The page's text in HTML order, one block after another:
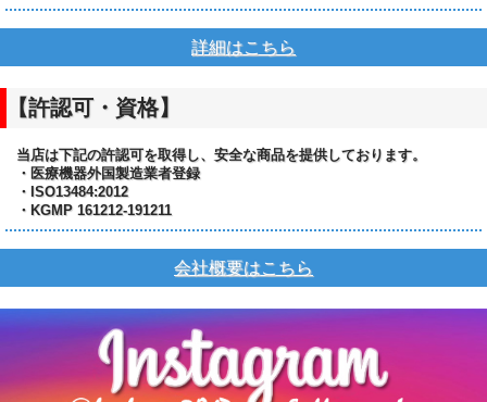
詳細はこちら
【許認可・資格】
当店は下記の許認可を取得し、安全な商品を提供しております。
・医療機器外国製造業者登録
・ISO13484:2012
・KGMP 161212-191211
会社概要はこちら